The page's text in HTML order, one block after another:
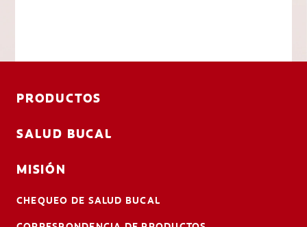
PRODUCTOS
SALUD BUCAL
MISIÓN
CHEQUEO DE SALUD BUCAL